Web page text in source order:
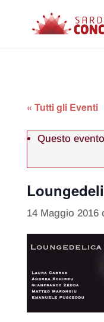
« Tutti gli Eventi
Questo
14 Maggio 2016